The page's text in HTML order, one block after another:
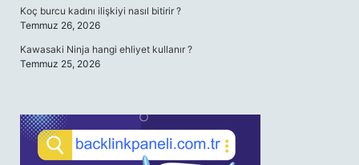
Koç burcu kadını ilişkiyi nasıl bitirir ?
Temmuz 26, 2026
Kawasaki Ninja hangi ehliyet kullanır ?
Temmuz 25, 2026